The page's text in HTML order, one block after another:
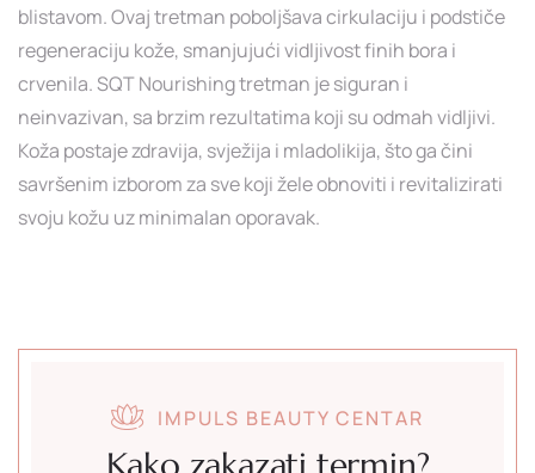
blistavom. Ovaj tretman poboljšava cirkulaciju i podstiče
regeneraciju kože, smanjujući vidljivost finih bora i
crvenila. SQT Nourishing tretman je siguran i
neinvazivan, sa brzim rezultatima koji su odmah vidljivi.
Koža postaje zdravija, svježija i mladolikija, što ga čini
savršenim izborom za sve koji žele obnoviti i revitalizirati
svoju kožu uz minimalan oporavak.
IMPULS BEAUTY CENTAR